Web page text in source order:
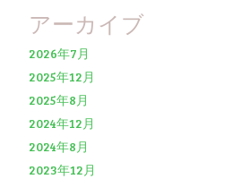
アーカイブ
2026年7月
2025年12月
2025年8月
2024年12月
2024年8月
2023年12月